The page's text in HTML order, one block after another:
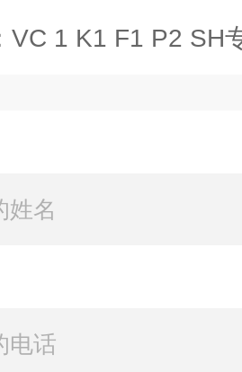
‌VC 1 K1 F1 P2 SH‌专卖